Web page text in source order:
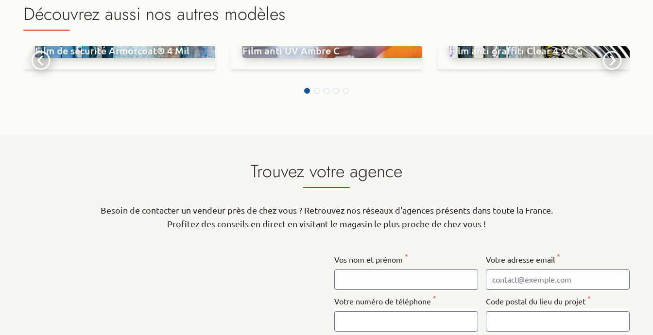
Découvrez aussi nos autres modèles
Film de sécurité Armorcoat® 4 Mil Film anti UV Ambre C Film anti graffiti Clear 4 XC G
Trouvez votre agence
Besoin de contacter un vendeur près de chez vous ? Retrouvez nos réseaux d'agences présents dans toute la France.
Profitez des conseils en direct en visitant le magasin le plus proche de chez vous !
Vos nom et prénom * Votre adresse email *
Votre numéro de téléphone * Code postal du lieu du projet *